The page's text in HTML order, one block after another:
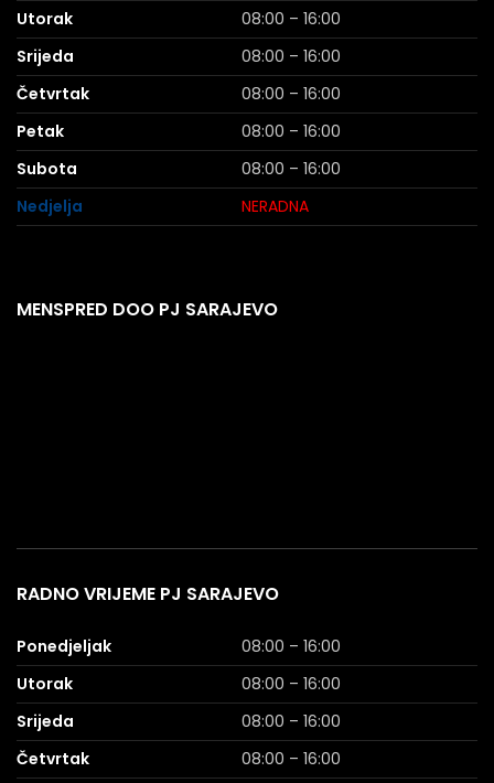
Utorak
08:00 – 16:00
Srijeda
08:00 – 16:00
Četvrtak
08:00 – 16:00
Petak
08:00 – 16:00
Subota
08:00 – 16:00
Nedjelja
NERADNA
MENSPRED DOO PJ SARAJEVO
RADNO VRIJEME PJ SARAJEVO
Ponedjeljak
08:00 – 16:00
Utorak
08:00 – 16:00
Srijeda
08:00 – 16:00
Četvrtak
08:00 – 16:00